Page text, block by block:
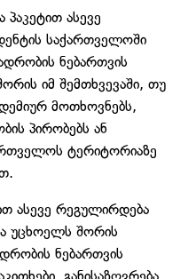
ასევე
საქართველოში
ნებართვის
იმ შემთხვევაში, თუ
მოთხოვნებს,
პირობებს ან
ტერიტორიაზე
ასევე რეგულირდება
უცხოელს შორის
ნებართვის